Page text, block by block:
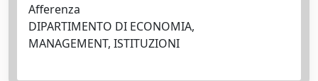
Afferenza
DIPARTIMENTO DI ECONOMIA,
MANAGEMENT, ISTITUZIONI